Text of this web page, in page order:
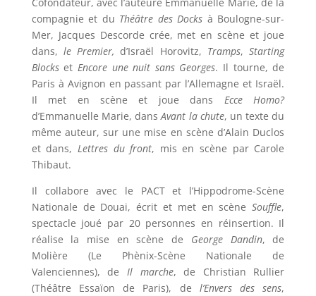
compagnie et du Théâtre des Docks à Boulogne-sur-
Mer, Jacques Descorde crée, met en scène et joue
dans,le Premier, d’Israël Horovitz, Tramps,Starting
Blockset Encore une nuit sans Georges. Il tourne, de
Paris à Avignon en passant par l’Allemagne et Israël.
Il met en scène et joue dans Ecce Homo?
d’Emmanuelle Marie, dansAvant la chute, un texte du
même auteur, sur une mise en scène d’Alain Duclos
et dans, Lettres du front, mis en scène par Carole
Thibaut.
Il collabore avec le PACT et l’Hippodrome-Scène
Nationale de Douai, écrit et met en scèneSouffle,
spectacle joué par 20 personnes en réinsertion. Il
réalise la mise en scène de George Dandin, de
Molière (Le Phènix-Scène Nationale de
Valenciennes), de Il marche, de Christian Rullier
(Théâtre Essaïon de Paris), de l’Envers des sens,